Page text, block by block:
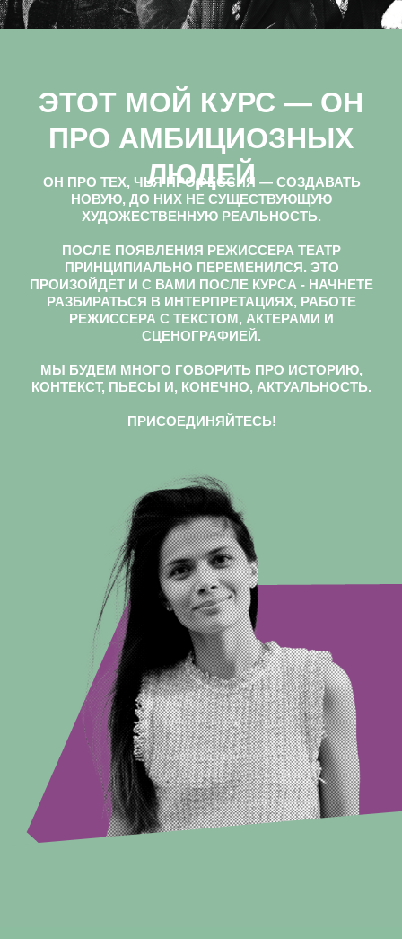
ОН ПРО ТЕХ, ЧЬЯ ПРОФЕССИЯ — СОЗДАВАТЬ
НОВУЮ, ДО НИХ НЕ СУЩЕСТВУЮЩУЮ
ХУДОЖЕСТВЕННУЮ РЕАЛЬНОСТЬ.
ПОСЛЕ ПОЯВЛЕНИЯ РЕЖИССЕРА ТЕАТР
ПРИНЦИПИАЛЬНО ПЕРЕМЕНИЛСЯ. ЭТО
ПРОИЗОЙДЕТ И С ВАМИ ПОСЛЕ КУРСА - НАЧНЕТЕ
РАЗБИРАТЬСЯ В ИНТЕРПРЕТАЦИЯХ, РАБОТЕ
РЕЖИССЕРА С ТЕКСТОМ, АКТЕРАМИ И
СЦЕНОГРАФИЕЙ.
МЫ БУДЕМ МНОГО ГОВОРИТЬ ПРО ИСТОРИЮ,
КОНТЕКСТ, ПЬЕСЫ И, КОНЕЧНО, АКТУАЛЬНОСТЬ.
ПРИСОЕДИНЯЙТЕСЬ!
ЭТОТ МОЙ КУРС — ОН
ПРО АМБИЦИОЗНЫХ
ЛЮДЕЙ